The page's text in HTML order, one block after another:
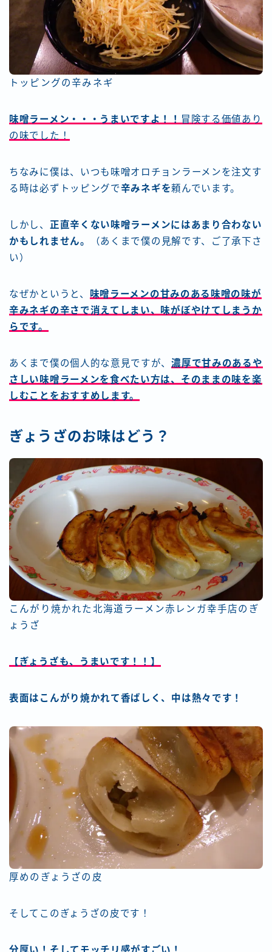
トッピングの辛みネギ
味噌ラーメン・・・うまいですよ！！ 冒険する価値あり
の味でした！
ちなみに僕は、いつも味噌オロチョンラーメンを注文す
る時は必ずトッピングで辛みネギを頼んでいます。
しかし、 正直辛くない味噌ラーメンにはあまり合わない
かもしれません。
（あくまで僕の見解です、ご了承下さ
い）
なぜかというと、
味噌ラーメンの甘みのある味噌の味が
辛みネギの辛さで消えてしまい、味がぼやけてしまうか
らです。
あくまで僕の個人的な意見ですが、濃厚で甘みのあるや
さしい味噌ラーメンを食べたい方は、そのままの味を楽
しむことをおすすめします。
ぎょうざのお味はどう？
こんがり焼かれた北海道ラーメン赤レンガ幸手店のぎ
ょうざ
【ぎょうざも、うまいです！！】
表面はこんがり焼かれて香ばしく、中は熱々です！
厚めのぎょうざの皮
そしてこのぎょうざの皮です！